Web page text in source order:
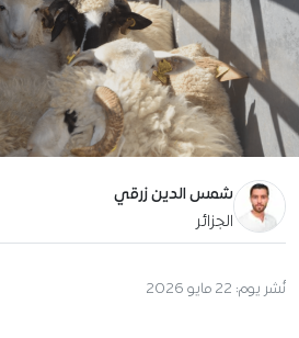
شمس الدين زرقي
الجزائر
نُشر يوم: 22 مايو 2026